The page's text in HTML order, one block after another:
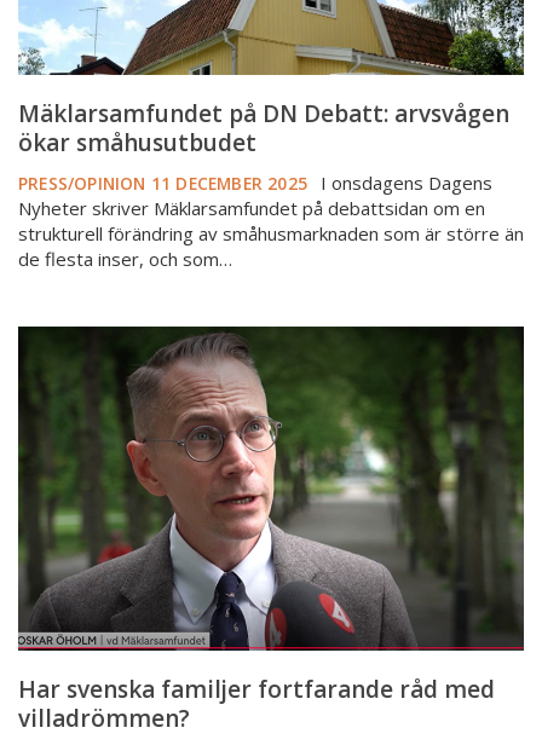
Mäklarsamfundet på DN Debatt: arvsvågen
ökar småhusutbudet
PRESS/OPINION 11 DECEMBER 2025
I onsdagens Dagens
Nyheter skriver Mäklarsamfundet på debattsidan om en
strukturell förändring av småhusmarknaden som är större än
de flesta inser, och som…
Har
svenska
fortfarande
råd
med
villadrömmen?
Har svenska familjer fortfarande råd med
villadrömmen?